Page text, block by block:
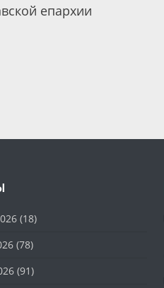
епархии
(18)
(78)
(91)